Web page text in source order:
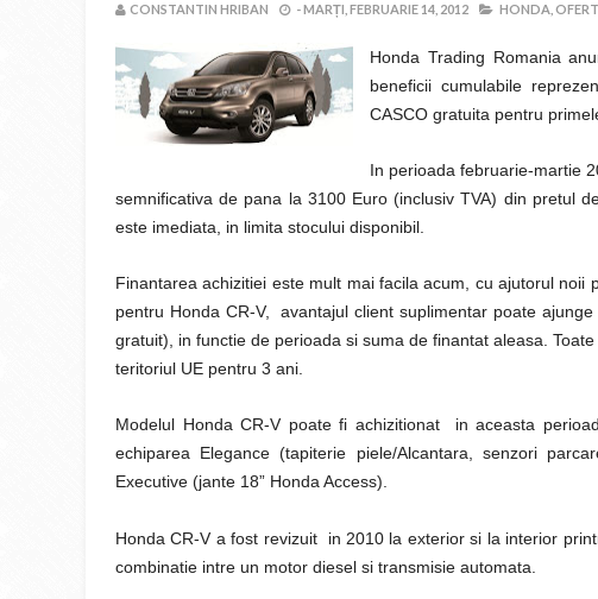
CONSTANTIN HRIBAN -MARȚI, FEBRUARIE 14, 2012 HONDA,
Honda Trading Romania
beneficii cumulabile
CASCO gratuita pentru
In perioada februarie-martie
semnificativa de pana la 3100 Euro (inclusiv TVA) din pretul
este imediata, in limita stocului disponibil.
Finantarea achizitiei este mult mai facila acum, cu ajutorul
pentru Honda CR-V, avantajul client suplimentar poate
gratuit), in functie de perioada si suma de finantat aleasa.
teritoriul UE pentru 3 ani.
Modelul Honda CR-V poate fi achizitionat in aceasta
echiparea Elegance (tapiterie piele/Alcantara, senzori
Executive (jante 18” Honda Access).
Honda CR-V a fost revizuit in 2010 la exterior si la interior
combinatie intre un motor diesel si transmisie automata.